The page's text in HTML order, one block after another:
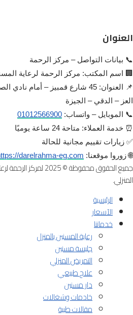
العنوان
📞 بيانات التواصل – مركز الرحمة
🏢 اسم المكتب: مركز الرحمة لرعاية
📌 العنوان: 45 شارع قمبيز – أمام
العز – الدقي – الجيزة
📞 الموبايل – واتساب: 01012566900
⏰ خدمة العملاء: متاحة 24 ساعة يوميًا
✅ زيارات تقييم مجانية للحالة
🌐 زوروا موقعنا: darelrahma-eg.com
جميع الحقوق محفوظة ©
المنزلي.
الرئيسية
الآسعار
خدماتنا
رعاية المسنين بالمنزل
جليسة مسنين
التمريض المنزلي
علاج طبيعي
دار مسنين
خادمات وشغالات
مقالات طبية